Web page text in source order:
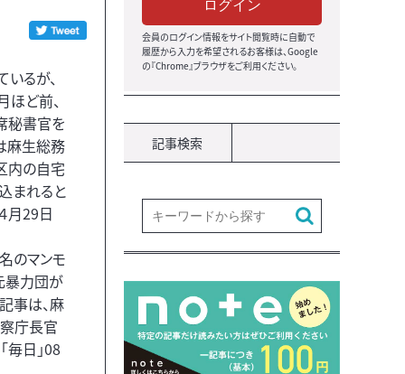
るが、
ほど前、
秘書官を
麻生総務
内の自宅
まれると
月29日
のマンモ
暴力団が
事は、麻
庁長官
日」08
ログイン
会員のログイン情報をサイト閲覧時に自動で
履歴から入力を希望されるお客様は、Google
の『Chrome』ブラウザをご利用ください。
記事検索